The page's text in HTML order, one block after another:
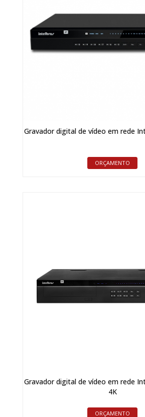
Gravador digital de vídeo em rede
ORÇAMENTO
Gravador digital de vídeo em rede
4K
ORÇAMENTO